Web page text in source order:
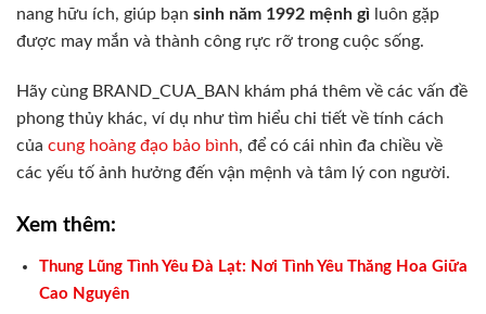
nang hữu ích, giúp bạn sinh năm 1992 mệnh gì luôn gặp
được may mắn và thành công rực rỡ trong cuộc sống.
Hãy cùng BRAND_CUA_BAN khám phá thêm về các vấn đề
phong thủy khác, ví dụ như tìm hiểu chi tiết về tính cách
của cung hoàng đạo bảo bình, để có cái nhìn đa chiều về
các yếu tố ảnh hưởng đến vận mệnh và tâm lý con người.
Xem thêm:
Thung Lũng Tình Yêu Đà Lạt: Nơi Tình Yêu Thăng Hoa Giữa
Cao Nguyên